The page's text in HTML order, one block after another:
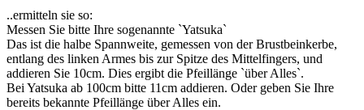
..ermitteln sie so:
Messen Sie bitte Ihre sogenannte `Yatsuka`
Das ist die halbe Spannweite, gemessen von der Brustbeinkerbe,
entlang des linken Armes bis zur Spitze des Mittelfingers, und
addieren Sie 10cm. Dies ergibt die Pfeillänge `über Alles`.
Bei Yatsuka ab 100cm bitte 11cm addieren. Oder geben Sie Ihre
bereits bekannte Pfeillänge über Alles ein.